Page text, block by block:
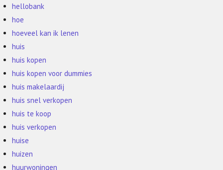
hellobank
hoe
hoeveel kan ik lenen
huis
huis kopen
huis kopen voor dummies
huis makelaardij
huis snel verkopen
huis te koop
huis verkopen
huise
huizen
huurwoningen